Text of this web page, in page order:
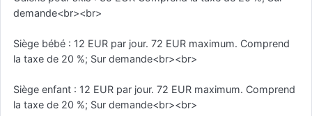
demande<br><br>
Siège bébé : 12 EUR par jour. 72 EUR maximum. Comprend
la taxe de 20 %; Sur demande<br><br>
Siège enfant : 12 EUR par jour. 72 EUR maximum. Comprend
la taxe de 20 %; Sur demande<br><br>